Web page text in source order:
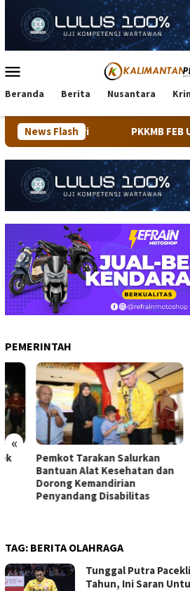
konten
Mobile
Beranda Berita Nusantara
News Flash
PKKMB FEB UBT 2026 Diikuti
PEMERINTAH
«
Pemkot Tarakan Salurkan
Bantuan Alat Kesehatan dan
Dorong Kemandirian
Penyandang Disabilitas
TAG: BERITA OLAHRAGA
Tunggal Putra
Tahun, Ini Saran